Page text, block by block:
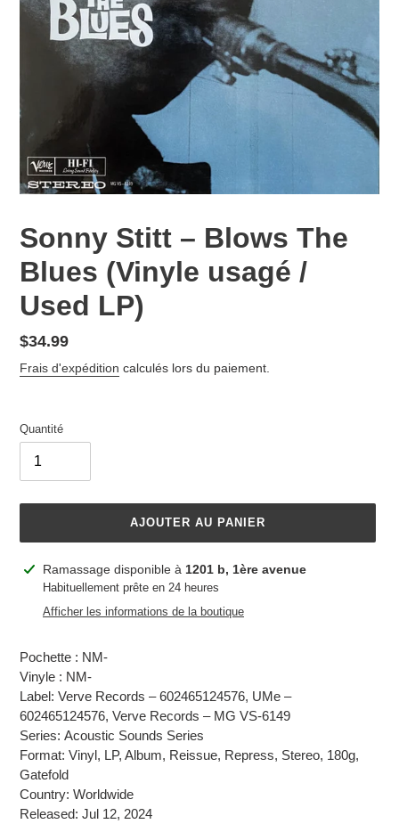
Sonny Stitt – Blows The
Blues (Vinyle usagé /
Used LP)
Prix
normal
$34.99
Frais d'expédition calculés lors du paiement.
Quantité
AJOUTER AU PANIER
Ajout
produit
panier
Ramassage disponible à 1201 b, 1ère avenue
Habituellement prête en 24 heures
Afficher les informations de la boutique
Pochette : NM-
Vinyle : NM-
Label: Verve Records – 602465124576, UMe –
602465124576, Verve Records – MG VS-6149
Series: Acoustic Sounds Series
Format: Vinyl, LP, Album, Reissue, Repress, Stereo, 180g,
Gatefold
Country: Worldwide
Released: Jul 12, 2024